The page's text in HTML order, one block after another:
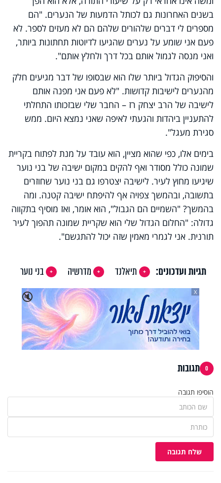
בשנים האחרונות גם לכותל הדמעות של הנערים. "הם
מספרים לי דברים שלהורים שלהם הם לא מעזים לספר. לא
פעם אני שומע על נערים שהגיעו לדיוטות תחתונות ביותר,
ואני מנסה לגמול אותם בכל דרך ולחלץ אותם".
והסיפוק הגדול ביותר שלו הוא שבסופו של דבר מגיעים חלק
מהנערים לישיבות קדושות. "לא פעם אני מפנה אותם
לישיבה של הרב יצחק רז – החבר שלי שבזכותו התחלתי
להתעניין ביהדות והגעתי לאיפה שאני נמצא היום. ממש
סגירת מעגל".
בימים אלו, כפי שהוא מציין, הוא עובד על מנת לפתוח בקריית
שמונה כולל מסודר ואף להקים במקום ישיבה של בני נוער
שיגיעו מחוץ לעיר. לישיבה יצטרפו גם בני נוער שחוזרים
בתשובה, ובהמשך צפויה אף להיפתח ישיבה קטנה. ומה
בהמשך? "השמיים הם הגבול", הוא אומר, ואז מוסיף בתקווה
גדולה: "החלום הגדול שלי הוא שקריית שמונה תהפוך לעיר
תורנית. אני לגמרי מאמין שזה יכול להתגשם".
תגיות ועדכונים: תיאלנד מדרשיה
בני נוער
🔇
X
0 תגובות
הוסיפו תגובה
שלח תגובה